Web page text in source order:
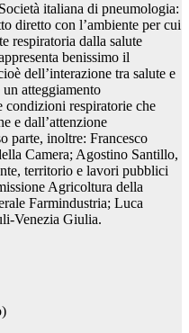
italiana di pneumologia:
diretto con l’ambiente per cui
respiratoria dalla salute
benissimo il
dell’interazione tra salute e
atteggiamento
condizioni respiratorie che
e dall’attenzione
parte, inoltre: Francesco
Camera; Agostino Santillo,
territorio e lavori pubblici
Agricoltura della
Farmindustria; Luca
Venezia Giulia.